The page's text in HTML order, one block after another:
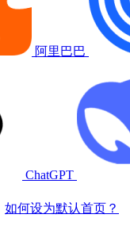
阿里巴巴
ChatGPT
如何设为默认首页？